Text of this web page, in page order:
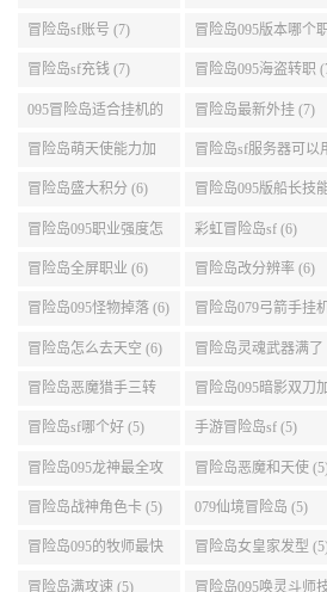
(8)
冒险岛sf账号 (7) 冒险岛095版本哪个
业段数高些 (7)
冒险岛sf充钱 (7) 冒险岛095海盗转职
095冒险岛适合挂机的
地图 (7)
冒险岛最新外挂 (7)
冒险岛萌天使能力加
点 (6)
冒险岛sf服务器可以
自己电脑 (6)
冒险岛盛大积分 (6) 冒险岛095版船长技
介绍 (6)
冒险岛095职业强度怎
么选 (6)
彩虹冒险岛sf (6)
冒险岛全屏职业 (6) 冒险岛改分辨率 (6)
冒险岛095怪物掉落 (6) 冒险岛079弓箭手挂
升级的地方 (6)
冒险岛怎么去天空 (6) 冒险岛灵魂武器满了
(6)
冒险岛恶魔猎手三转
技能加点顺序 (5)
冒险岛095暗影双刀加
点 (5)
冒险岛sf哪个好 (5) 手游冒险岛sf (5)
冒险岛095龙神最全攻
略 (5)
冒险岛恶魔和天使
冒险岛战神角色卡 (5) 079仙境冒险岛 (5)
冒险岛095的牧师最快
升级路线 (5)
冒险岛女皇家发型
冒险岛满攻速 (5) 冒险岛095唤灵斗师